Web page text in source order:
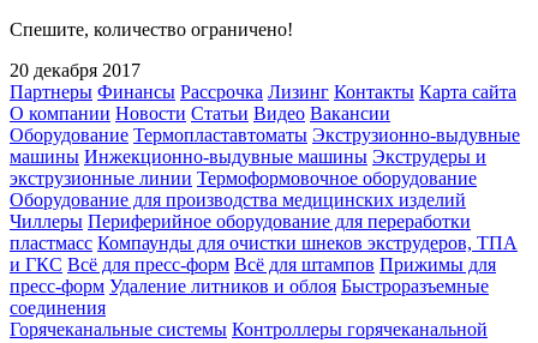
Спешите, количество ограничено!
20 декабря 2017
Партнеры Финансы Рассрочка Лизинг Контакты Карта сайта
О компании Новости Статьи Видео Вакансии
Оборудование Термопластавтоматы Экструзионно-выдувные
машины Инжекционно-выдувные машины Экструдеры и
экструзионные линии Термоформовочное оборудование
Оборудование для производства медицинских изделий
Чиллеры Периферийное оборудование для переработки
пластмасс Компаунды для очистки шнеков экструдеров, ТПА
и ГКС Всё для пресс-форм Всё для штампов Прижимы для
пресс-форм Удаление литников и облоя Быстроразъемные
соединения
Горячеканальные системы Контроллеры горячеканальной